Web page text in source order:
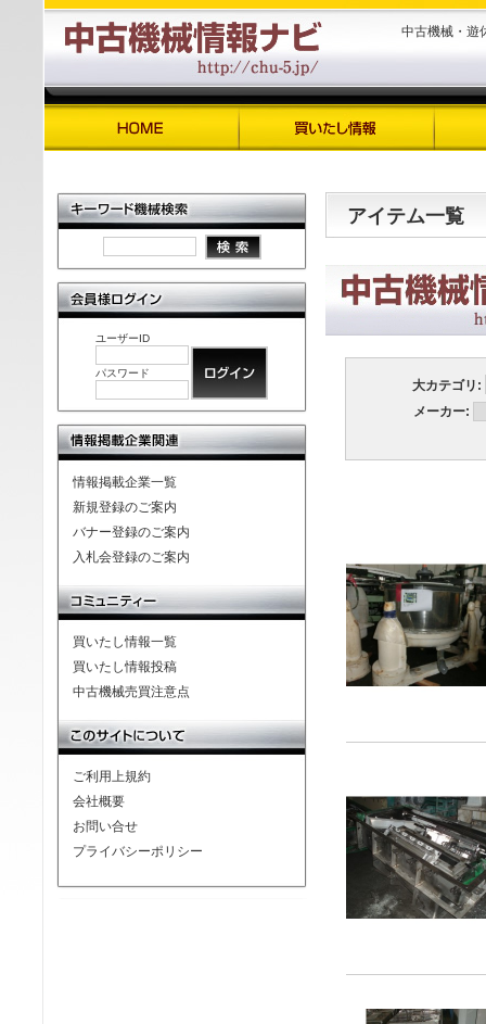
中古機械・遊
アイテム一覧
大カテゴリ:
メーカー:
ユーザーID
パスワード
情報掲載企業一覧
新規登録のご案内
バナー登録のご案内
入札会登録のご案内
買いたし情報一覧
買いたし情報投稿
中古機械売買注意点
ご利用上規約
会社概要
お問い合せ
プライバシーポリシー